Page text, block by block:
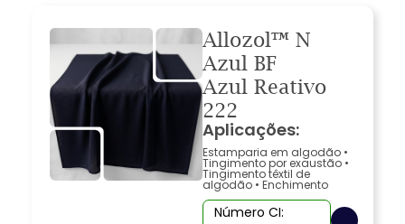
Allozol™ N
Azul BF
Azul Reativo
222
Aplicações:
Estamparia em algodão •
Tingimento por exaustão •
Tingimento têxtil de
algodão • Enchimento
Número CI: